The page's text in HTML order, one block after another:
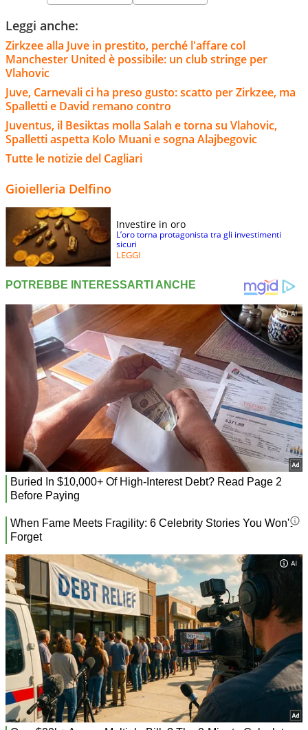
Leggi anche:
Zirkzee alla Juve in prestito, perché l'affare col
Manchester United è possibile: un club stringe per
Vlahovic
Juve, Carnevali ci ha preso gusto: scatto per Zirkzee, ma
Spalletti e David remano contro
Juventus, il Besiktas molla Salah e torna su Vlahovic,
Spalletti aspetta Kolo Muani e sogna Alajbegovic
Tutte le notizie del Cagliari
Gioielleria Delfino
Investire in oro
L’oro torna protagonista tra gli investimenti
sicuri
LEGGI